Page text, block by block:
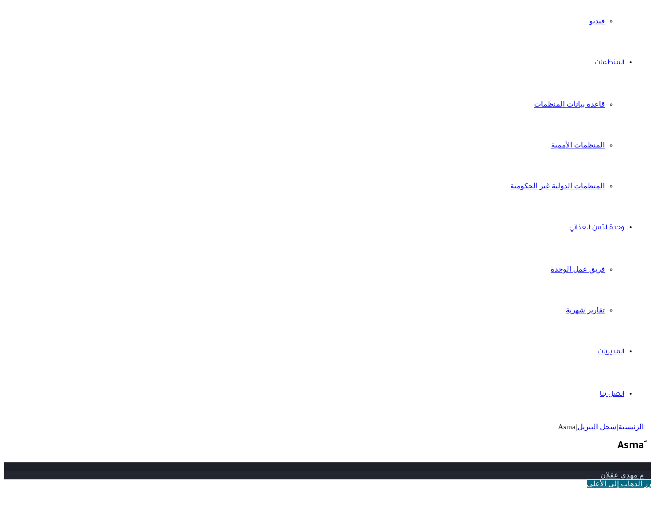
فيديو
المنظمات
قاعدة بيانات المنظمات
المنظمات الأممية
المنظمات الدولية غير الحكومية
وحدة الأمن الغذائي
فريق عمل الوحدة
تقارير شهرية
المديريات
اتصل بنا
الرئيسية|سجل التنزيل|
م مهدي عقلان
زر الذهاب إلى الأعلى